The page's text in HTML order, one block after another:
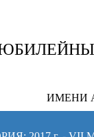
ИМЕНИ